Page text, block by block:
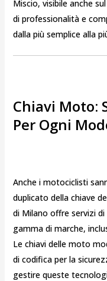
Miscio, visibile anche
di professionalità e
dalla più semplice alla
Chiavi Moto:
Per Ogni
Anche i motociclisti
duplicato della chiave
di Milano offre servizi
gamma di marche,
Le chiavi delle moto
di codifica per la
gestire queste